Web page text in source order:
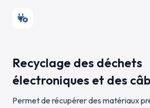
Recyclage des déchets
électroniques et des
Permet de récupérer des matériaux